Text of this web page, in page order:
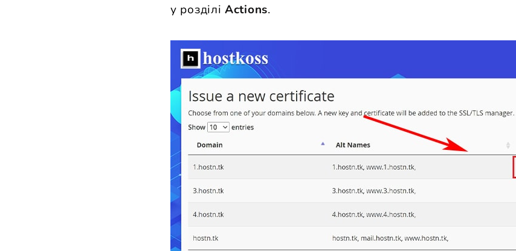
у розділі Actions.